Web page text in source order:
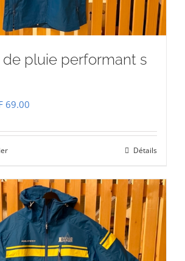
de pluie performant s
129.00.
69.00
actuel
CHF 69.00.
Détails